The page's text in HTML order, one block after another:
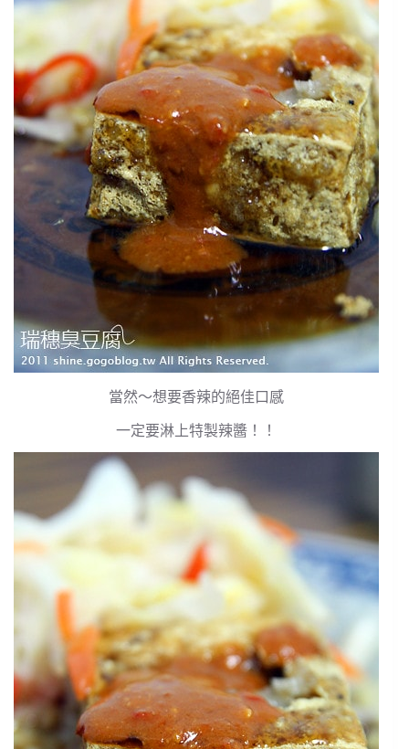
當然～想要香辣的絕佳口感
一定要淋上特製辣醬！！